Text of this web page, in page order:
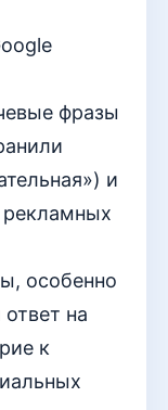
фразы
и
рекламных
особенно
на
к